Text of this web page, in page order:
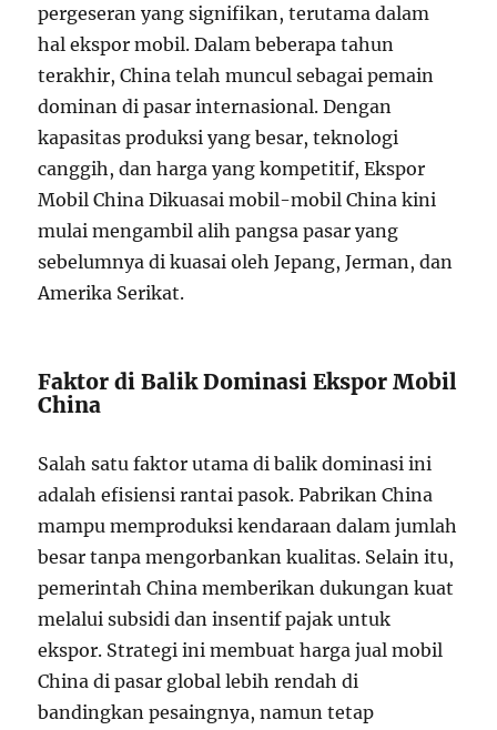
pergeseran yang signifikan, terutama dalam
hal ekspor mobil. Dalam beberapa tahun
terakhir, China telah muncul sebagai pemain
dominan di pasar internasional. Dengan
kapasitas produksi yang besar, teknologi
canggih, dan harga yang kompetitif, Ekspor
Mobil China Dikuasai mobil-mobil China kini
mulai mengambil alih pangsa pasar yang
sebelumnya di kuasai oleh Jepang, Jerman, dan
Amerika Serikat.
Faktor di Balik Dominasi Ekspor Mobil
China
Salah satu faktor utama di balik dominasi ini
adalah efisiensi rantai pasok. Pabrikan China
mampu memproduksi kendaraan dalam jumlah
besar tanpa mengorbankan kualitas. Selain itu,
pemerintah China memberikan dukungan kuat
melalui subsidi dan insentif pajak untuk
ekspor. Strategi ini membuat harga jual mobil
China di pasar global lebih rendah di
bandingkan pesaingnya, namun tetap